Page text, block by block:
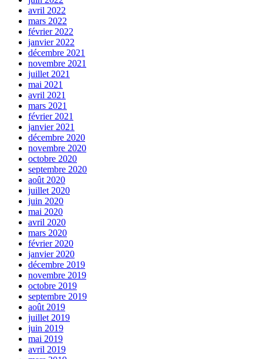
avril 2022
mars 2022
février 2022
janvier 2022
décembre 2021
novembre 2021
juillet 2021
mai 2021
avril 2021
mars 2021
février 2021
janvier 2021
décembre 2020
novembre 2020
octobre 2020
septembre 2020
août 2020
juillet 2020
juin 2020
mai 2020
avril 2020
mars 2020
février 2020
janvier 2020
décembre 2019
novembre 2019
octobre 2019
septembre 2019
août 2019
juillet 2019
juin 2019
mai 2019
avril 2019